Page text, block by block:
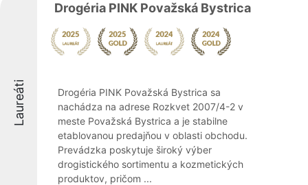
Laureáti
Drogéria PINK Považská Bystrica
Drogéria PINK Považská Bystrica sa
nachádza na adrese Rozkvet 2007/4-2 v
meste Považská Bystrica a je stabilne
etablovanou predajňou v oblasti obchodu.
Prevádzka poskytuje široký výber
drogistického sortimentu a kozmetických
produktov, pričom ...